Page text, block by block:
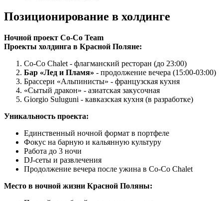
Позиционирование в холдинге
Ночной проект Co-Co Team
Проекты холдинга в Красной Поляне:
Co-Co Chalet - флагманский ресторан (до 23:00)
Бар «Лед и Пламя» - продолжение вечера (15:00-03:00)
Брассери «Альпинисты» - французская кухня
«Сытый дракон» - азиатская закусочная
Giorgio Suluguni - кавказская кухня (в разработке)
Уникальность проекта:
Единственный ночной формат в портфеле
Фокус на барную и кальянную культуру
Работа до 3 ночи
DJ-сеты и развлечения
Продолжение вечера после ужина в Co-Co Chalet
Место в ночной жизни Красной Поляны: